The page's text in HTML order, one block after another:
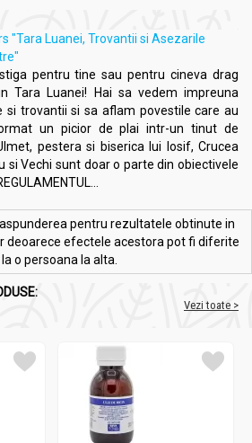
, fiind adecvat și pentru vegetarieni
Recomandări:
psihice și oferă o stare de liniște;
emoțional și armonizează starea de
fără a provoca somnolență;
stresului cotidian și a atacurilor de
normală a sistemului nervos.
"Tara Luanei, Trovantii si Asezarile
pentru tine sau pentru cineva drag
Tara Luanei! Hai sa vedem impreuna
si trovantii si sa aflam povestile care au
un picior de plai intr-un tinut de
pestera si biserica lui Iosif, Crucea
si Vechi sunt doar o parte din obiectivele
pentru rezultatele obtinute in
deoarece efectele acestora pot fi diferite
o persoana la alta.
Vezi toate >